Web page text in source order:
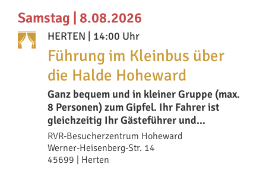
Samstag | 8.08.2026
HERTEN | 14:00 Uhr
Führung im Kleinbus über
die Halde Hoheward
Ganz bequem und in kleiner Gruppe (max.
8 Personen) zum Gipfel. Ihr Fahrer ist
gleichzeitig Ihr Gästeführer und
ermöglicht
RVR-Besucherzentrum Hoheward
Werner-Heisenberg-Str. 14
45699 | Herten